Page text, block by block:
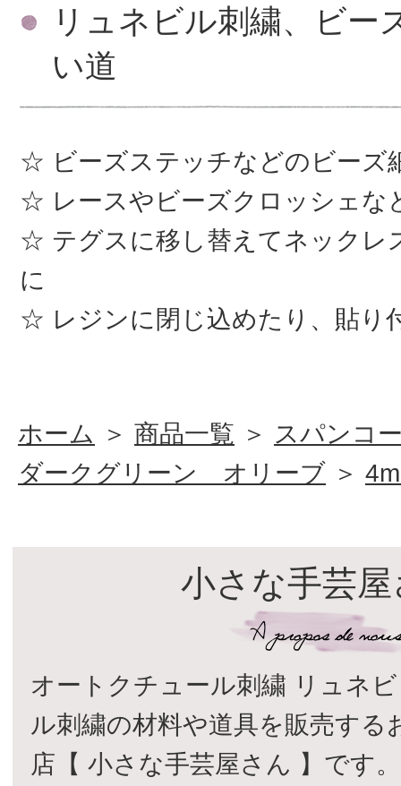
リュネビル刺繍、ビー
い道
ビーズステッチなどのビーズ
レースやビーズクロッシェな
テグスに移し替えてネックレ
に
レジンに閉じ込めたり、貼り
ホーム ＞ 商品一覧 ＞ スパンコ
ダークグリーン オリーブ ＞
小さな手芸
オートクチュール刺繍 リュネビ
ル刺繍の材料や道具を販売する
店【 小さな手芸屋さん 】です。